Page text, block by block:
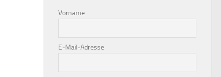
Vorname
E-Mail-Adresse